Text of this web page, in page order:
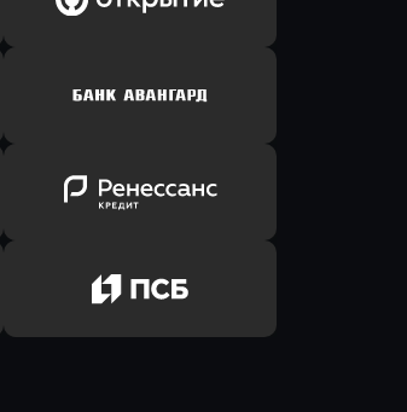
в ВТБ
в Банк Открытие
Оправить заявку
в Банк Авангард
Оправить заявку
в Ренессанс Банк